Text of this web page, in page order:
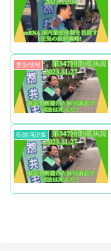
更新情報
街頭演説集